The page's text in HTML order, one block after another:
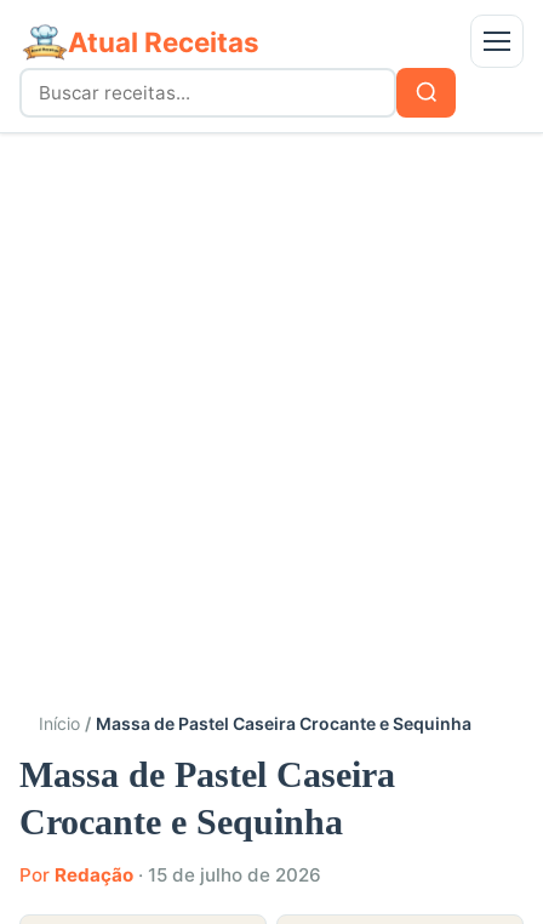
Atual Receitas Menu
Buscar
por:
Buscar
Início Massa de Pastel Caseira Crocante e Sequinha
Massa de Pastel Caseira
Crocante e Sequinha
Por Redação · 15 de julho de 2026